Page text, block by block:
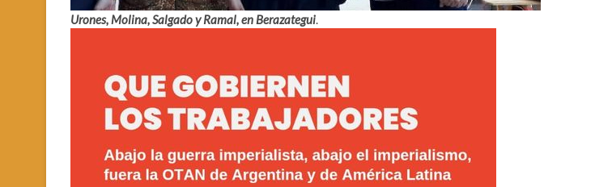
Urones, Molina, Salgado y Ramal, en Berazategui.